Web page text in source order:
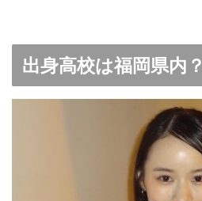
出身高校は福岡県内？